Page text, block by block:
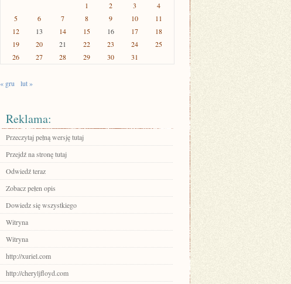
1 2 3
4
5
6 7 8 9 10
11
12
13 14 15 16 17
18
19
20 21 22 23 24
25
26
27 28 29 30 31
« gru lut »
Reklama:
Przeczytaj pełną wersję tutaj
Przejdź na stronę tutaj
Odwiedź teraz
Zobacz pełen opis
Dowiedz się wszystkiego
Witryna
Witryna
http://xuriel.com
http://cheryljfloyd.com